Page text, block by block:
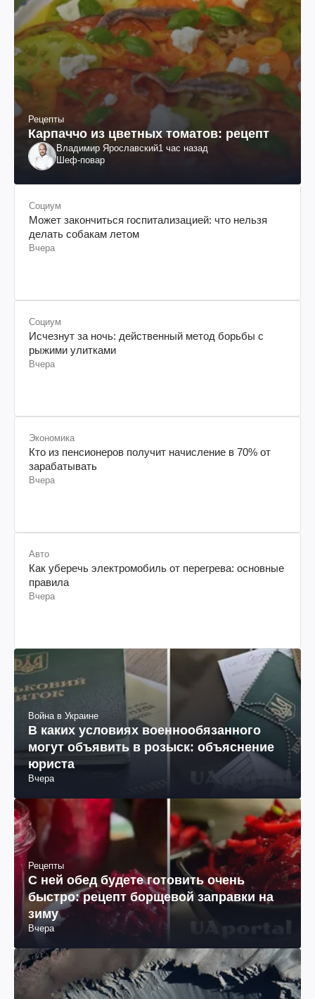
Рецепты
Карпаччо из цветных томатов: рецепт
Владимир Ярославский1 час назад
Шеф-повар
Социум
Может закончиться госпитализацией: что нельзя
делать собакам летом
Вчера
Социум
Исчезнут за ночь: действенный метод борьбы с
рыжими улитками
Вчера
Экономика
Кто из пенсионеров получит начисление в 70% от
зарабатывать
Вчера
Авто
Как уберечь электромобиль от перегрева: основные
правила
Вчера
Война в Украине
В каких условиях военнообязанного
могут объявить в розыск: объяснение
юриста
Вчера
Рецепты
С ней обед будете готовить очень
быстро: рецепт борщевой заправки на
зиму
Вчера